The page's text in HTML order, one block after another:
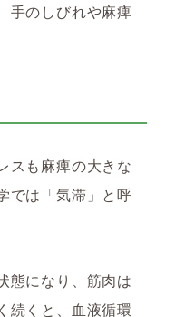
手のしびれや麻痺
スも麻痺の大きな
では「気滞」と呼
態になり、筋肉は
続くと、血液循環